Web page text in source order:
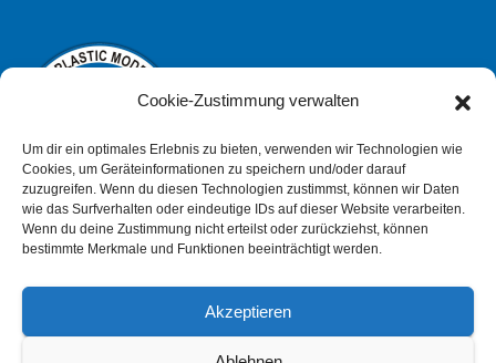
Cookie-Zustimmung verwalten
Um dir ein optimales Erlebnis zu bieten, verwenden wir Technologien wie
Cookies, um Geräteinformationen zu speichern und/oder darauf
zuzugreifen. Wenn du diesen Technologien zustimmst, können wir Daten
wie das Surfverhalten oder eindeutige IDs auf dieser Website verarbeiten.
Wenn du deine Zustimmung nicht erteilst oder zurückziehst, können
bestimmte Merkmale und Funktionen beeinträchtigt werden.
Akzeptieren
IPMS Deutschland
Datenschutzerklärung (pdf)